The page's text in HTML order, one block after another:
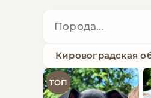
Кировоградская
ТОП